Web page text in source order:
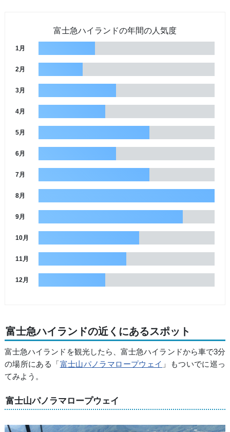
富士急ハイランドの年間の人気度
1月
2月
3月
4月
5月
6月
7月
8月
9月
10月
11月
12月
富士急ハイランドの近くにあるスポット
富士急ハイランドを観光したら、富士急ハイランドから車で3分
の場所にある「富士山パノラマロープウェイ 」もついでに巡っ
てみよう。
富士山パノラマロープウェイ